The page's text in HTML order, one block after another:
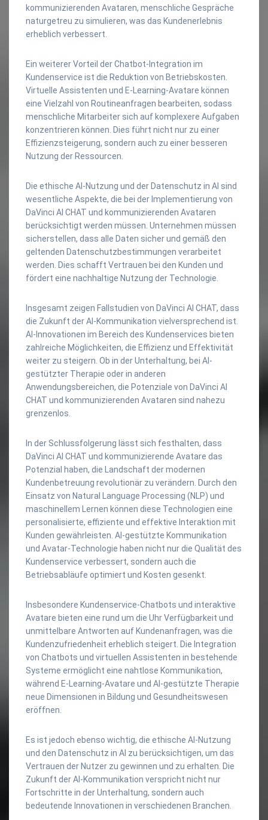
kommunizierenden Avataren, menschliche Gespräche
naturgetreu zu simulieren, was das Kundenerlebnis
erheblich verbessert.
Ein weiterer Vorteil der Chatbot-Integration im
Kundenservice ist die Reduktion von Betriebskosten.
Virtuelle Assistenten und E-Learning-Avatare können
eine Vielzahl von Routineanfragen bearbeiten, sodass
menschliche Mitarbeiter sich auf komplexere Aufgaben
konzentrieren können. Dies führt nicht nur zu einer
Effizienzsteigerung, sondern auch zu einer besseren
Nutzung der Ressourcen.
Die ethische AI-Nutzung und der Datenschutz in AI sind
wesentliche Aspekte, die bei der Implementierung von
DaVinci AI CHAT und kommunizierenden Avataren
berücksichtigt werden müssen. Unternehmen müssen
sicherstellen, dass alle Daten sicher und gemäß den
geltenden Datenschutzbestimmungen verarbeitet
werden. Dies schafft Vertrauen bei den Kunden und
fördert eine nachhaltige Nutzung der Technologie.
Insgesamt zeigen Fallstudien von DaVinci AI CHAT, dass
die Zukunft der AI-Kommunikation vielversprechend ist.
AI-Innovationen im Bereich des Kundenservices bieten
zahlreiche Möglichkeiten, die Effizienz und Effektivität
weiter zu steigern. Ob in der Unterhaltung, bei AI-
gestützter Therapie oder in anderen
Anwendungsbereichen, die Potenziale von DaVinci AI
CHAT und kommunizierenden Avataren sind nahezu
grenzenlos.
In der Schlussfolgerung lässt sich festhalten, dass
DaVinci AI CHAT und kommunizierende Avatare das
Potenzial haben, die Landschaft der modernen
Kundenbetreuung revolutionär zu verändern. Durch den
Einsatz von Natural Language Processing (NLP) und
maschinellem Lernen können diese Technologien eine
personalisierte, effiziente und effektive Interaktion mit
Kunden gewährleisten. AI-gestützte Kommunikation
und Avatar-Technologie haben nicht nur die Qualität des
Kundenservice verbessert, sondern auch die
Betriebsabläufe optimiert und Kosten gesenkt.
Insbesondere Kundenservice-Chatbots und interaktive
Avatare bieten eine rund um die Uhr Verfügbarkeit und
unmittelbare Antworten auf Kundenanfragen, was die
Kundenzufriedenheit erheblich steigert. Die Integration
von Chatbots und virtuellen Assistenten in bestehende
Systeme ermöglicht eine nahtlose Kommunikation,
während E-Learning-Avatare und AI-gestützte Therapie
neue Dimensionen in Bildung und Gesundheitswesen
eröffnen.
Es ist jedoch ebenso wichtig, die ethische AI-Nutzung
und den Datenschutz in AI zu berücksichtigen, um das
Vertrauen der Nutzer zu gewinnen und zu erhalten. Die
Zukunft der AI-Kommunikation verspricht nicht nur
Fortschritte in der Unterhaltung, sondern auch
bedeutende Innovationen in verschiedenen Branchen.